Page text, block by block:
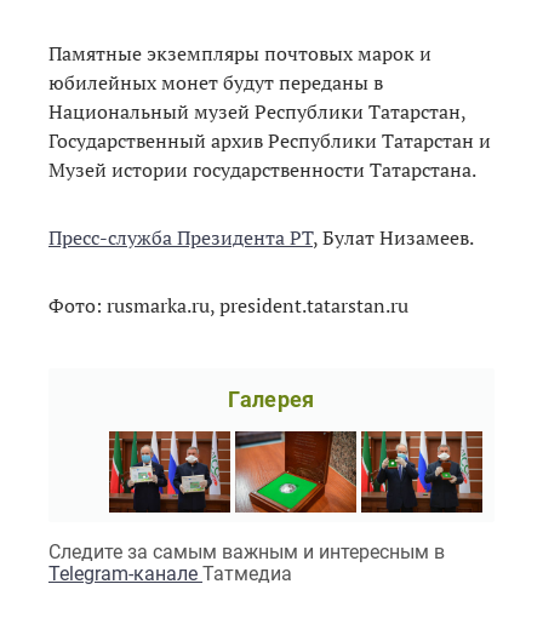
Памятные экземпляры почтовых марок и
юбилейных монет будут переданы в
Национальный музей Республики Татарстан,
Государственный архив Республики Татарстан и
Музей истории государственности Татарстана.
Пресс-служба Президента РТ, Булат Низамеев.
Фото: rusmarka.ru, president.tatarstan.ru
Галерея
Следите за самым важным и интересным в
Telegram-канале Татмедиа